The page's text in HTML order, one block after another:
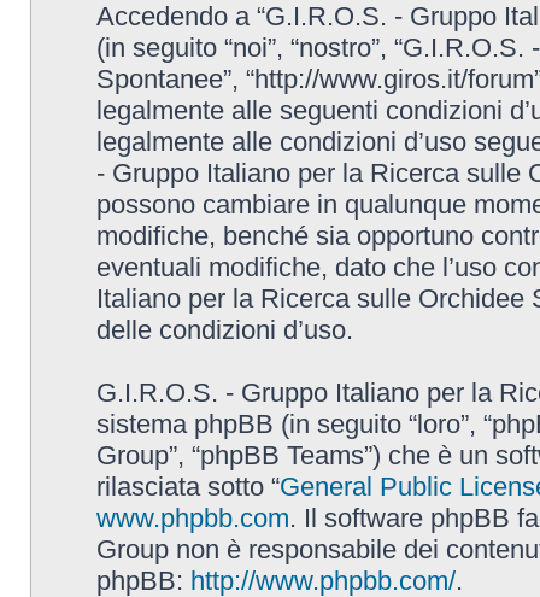
Accedendo a “G.I.R.O.S. - Gruppo
(in seguito “noi”, “nostro”,
Spontanee”, “http://www.giros.it/
legalmente alle seguenti condizioni
legalmente alle condizioni d’uso
- Gruppo Italiano per la Ricerca sulle
possono cambiare in qualunque
modifiche, benché sia opportuno
eventuali modifiche, dato che l’uso
Italiano per la Ricerca sulle Orchidee
delle condizioni d’uso.
G.I.R.O.S. - Gruppo Italiano per la
sistema phpBB (in seguito “loro”,
Group”, “phpBB Teams”) che è un
rilasciata sotto “General Public
www.phpbb.com. Il software phpBB
Group non è responsabile dei
phpBB: http://www.phpbb.com/.